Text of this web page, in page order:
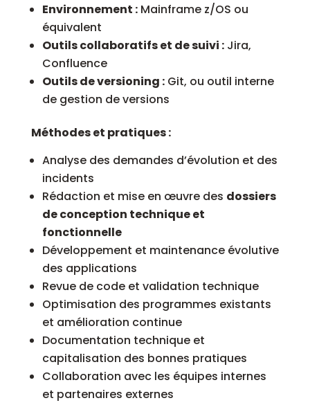
Environnement :Mainframe z/OS ou
équivalent
Outils collaboratifs et de suivi :Jira,
Confluence
Outils de versioning :Git, ou outil interne
de gestion de versions
Méthodes et pratiques :
Analyse des demandes d’évolution et des
incidents
Rédaction et mise en œuvre des dossiers
de conception technique et
fonctionnelle
Développement et maintenance évolutive
des applications
Revue de code et validation technique
Optimisation des programmes existants
et amélioration continue
Documentation technique et
capitalisation des bonnes pratiques
Collaboration avec les équipes internes
et partenaires externes